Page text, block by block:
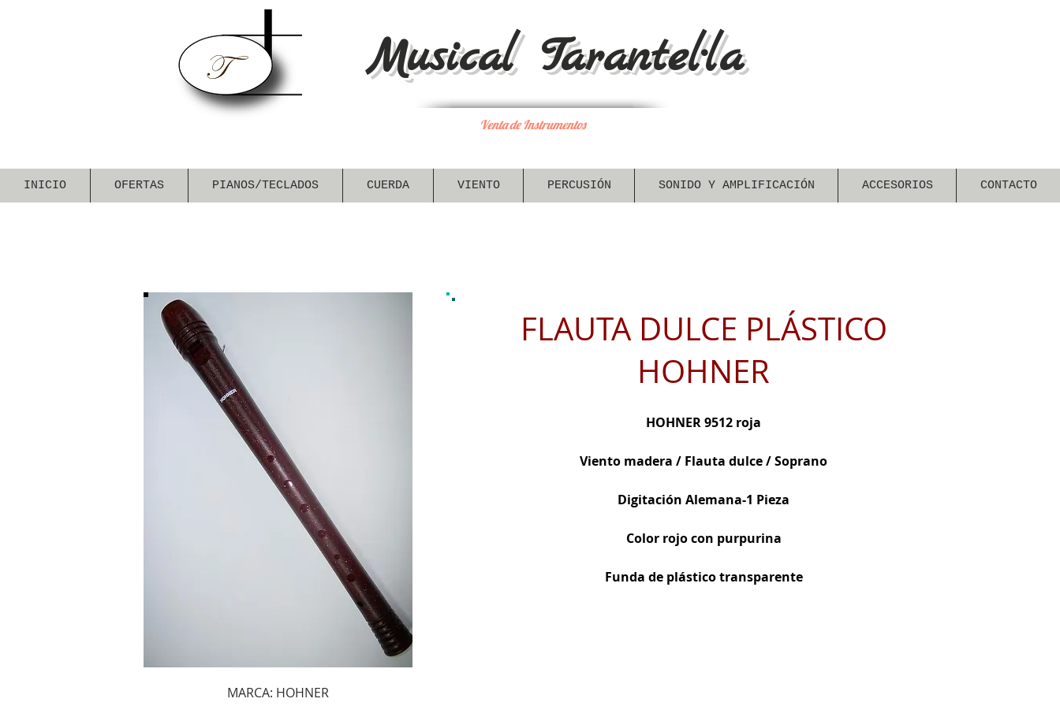
Musical Tarantel·la
Venta de Instrumentos
INICIO OFERTAS PIANOS/TECLADOS CUERDA VIENTO PERCUSIÓN SONIDO Y AMPLIFICACIÓN ACCESORIOS CONTACTO
FLAUTA DULCE PLÁSTICO
HOHNER
HOHNER 9512 roja
Viento madera / Flauta dulce / Soprano
Digitación Alemana-1 Pieza
Color rojo con purpurina
Funda de plástico transparente
MARCA: HOHNER